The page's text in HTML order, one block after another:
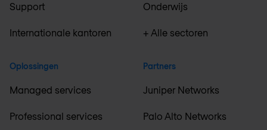
Support
Internationale kantoren
Oplossingen
Managed services
Professional services
Onderwijs
+ Alle sectoren
Partners
Juniper Networks
Palo Alto Networks